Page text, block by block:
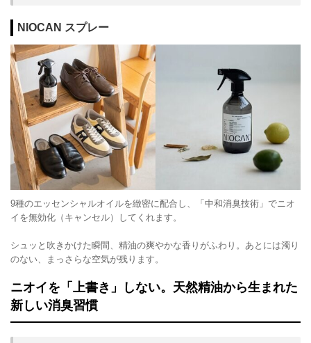
NIOCAN スプレー
9種のエッセンシャルオイルを緻密に配合し、「中和消臭技術」でニオ
イを無効化（キャンセル）してくれます。
シュッと吹きかけた瞬間、精油の爽やかな香りがふわり。あとには濁り
のない、まっさらな空気が残ります。
ニオイを「上書き」しない。天然精油から生まれた
新しい消臭習慣